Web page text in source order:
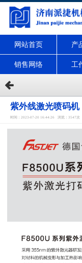
网站首页 产
销售网络 工
紫外线激光喷码机
时间：2023-07-20 16:44:26 浏览：3547次